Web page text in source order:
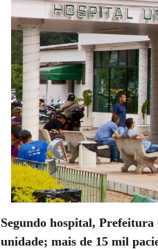
Segundo hospital,
unidade; mais de 15 mil